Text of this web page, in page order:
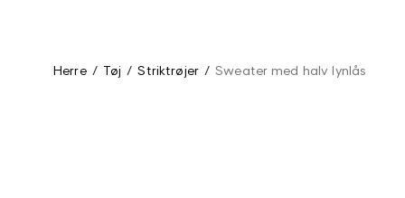
Herre / Tøj / Striktrøjer / Sweater med halv lynlås